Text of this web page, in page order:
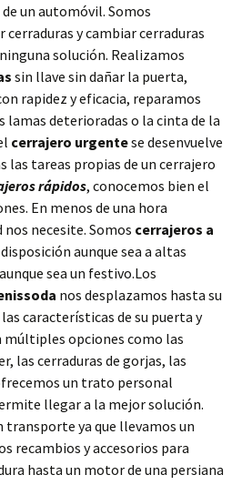
un automóvil. Somos
y cambiar cerraduras
solución. Realizamos
sin llave sin dañar la puerta,
rapidez y eficacia, reparamos
lamas deterioradas o la cinta de la
cerrajero urgentese desenvuelve
tareas propias de un cerrajero
rápidos, conocemos bien el
En menos de una hora
necesite. Somos cerrajeros a
aunque sea a altas
sea un festivo.Los
nos desplazamos hasta su
características de su puerta y
múltiples opciones como las
las cerraduras de gorjas, las
un trato personal
llegar a la mejor solución.
transporte ya que llevamos un
recambios y accesorios para
hasta un motor de una persiana